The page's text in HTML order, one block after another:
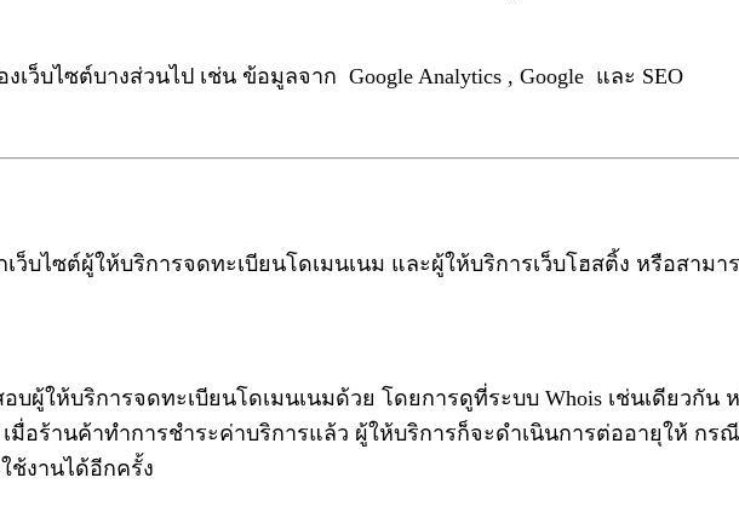
ไซต์บางส่วนไป เช่น ข้อมูลจาก Google Analytics , Google และ SEO
บไซต์ผู้ให้บริการจดทะเบียนโดเมนเนม และผู้ให้บริการเว็บโฮสติ้ง หรือสาม
ผู้ให้บริการจดทะเบียนโดเมนเนมด้วย โดยการดูที่ระบบ Whois เช่นเดียวกัน
อร้านค้าทำการชำระค่าบริการแล้ว ผู้ให้บริการก็จะดำเนินการต่ออายุให้ กร
ช้งานได้อีกครั้ง